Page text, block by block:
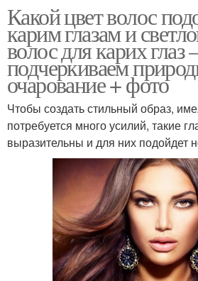
Какой цвет волос
карим глазам и
волос для карих
подчеркиваем
очарование + фото
Чтобы создать стильный образ,
потребуется много усилий, такие
выразительны и для них подойдет